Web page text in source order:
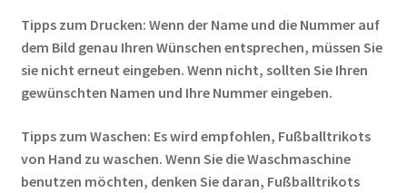
Tipps zum Drucken: Wenn der Name und die Nummer auf
dem Bild genau Ihren Wünschen entsprechen, müssen Sie
sie nicht erneut eingeben. Wenn nicht, sollten Sie Ihren
gewünschten Namen und Ihre Nummer eingeben.
Tipps zum Waschen: Es wird empfohlen, Fußballtrikots
von Hand zu waschen. Wenn Sie die Waschmaschine
benutzen möchten, denken Sie daran, Fußballtrikots